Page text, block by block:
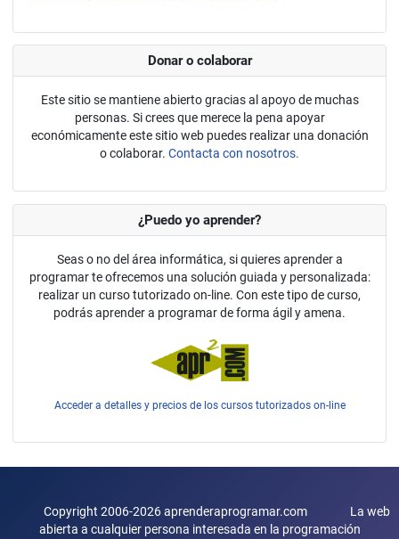
Donar o colaborar
Este sitio se mantiene abierto gracias al apoyo de muchas
personas. Si crees que merece la pena apoyar
económicamente este sitio web puedes realizar una donación
o colaborar. Contacta con nosotros.
¿Puedo yo aprender?
Seas o no del área informática, si quieres aprender a
programar te ofrecemos una solución guiada y personalizada:
realizar un curso tutorizado on-line. Con este tipo de curso,
podrás aprender a programar de forma ágil y amena.
Acceder a detalles y precios de los cursos tutorizados on-line
Copyright 2006-2026 aprenderaprogramar.com La web
abierta a cualquier persona interesada en la programación